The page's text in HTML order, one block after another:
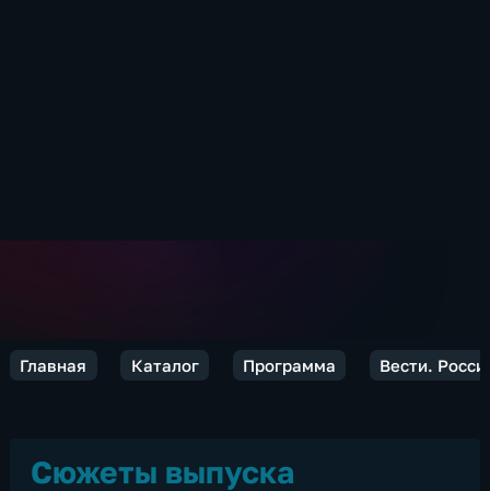
Главная Каталог Программа Вести.
Сюжеты выпуска